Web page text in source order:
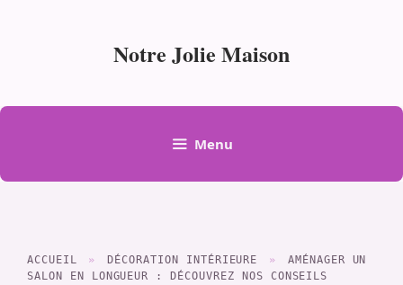
Notre Jolie Maison
Menu
ACCUEIL » DÉCORATION INTÉRIEURE »
AMÉNAGER UN
SALON EN LONGUEUR : DÉCOUVREZ NOS CONSEILS